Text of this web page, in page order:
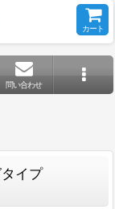
カート
問い合わせ
イプ